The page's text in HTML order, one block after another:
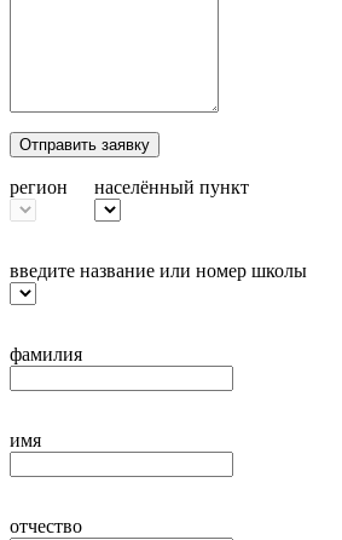
Отправить заявку
регион населённый пункт
введите название или номер школы
фамилия
имя
отчество